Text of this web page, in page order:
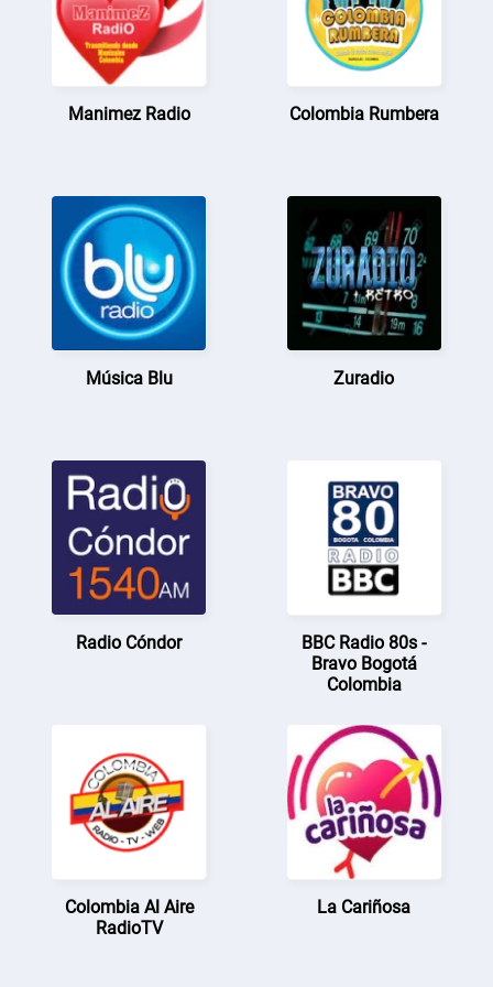
Manimez Radio Colombia Rumbera
Música Blu Zuradio
Radio Cóndor
BBC Radio 80s -
Bravo Bogotá
Colombia
Colombia Al Aire
RadioTV
La Cariñosa